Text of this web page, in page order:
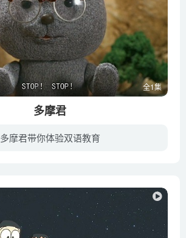
全1集
多摩君
多摩君带你体验双语教育